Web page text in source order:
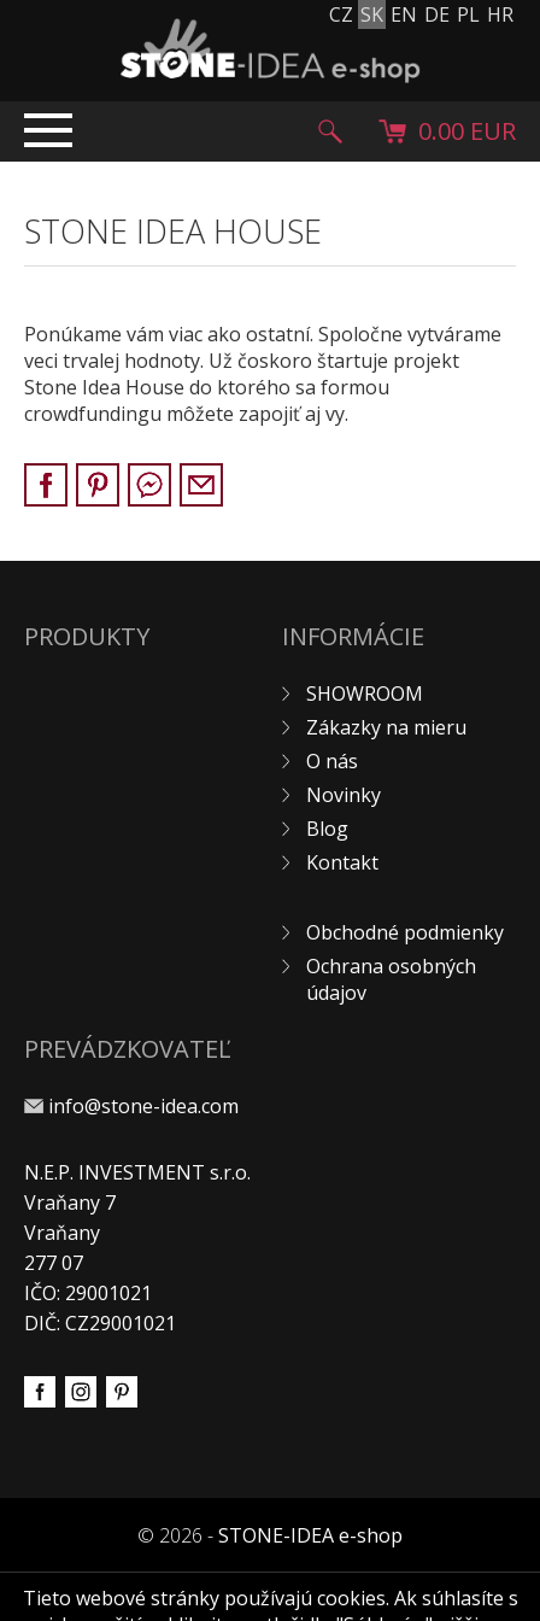
CZ SK EN DE PL HR
PRODUKTY
Kamenný koberec
Ohrúhliaky, kamienky, granulát
Doplnkový sortiment
Výrobky z kameňa
Creative Floor
ZÁKAZKY NA MIERU
NOVINKY
0.00 EUR
STONE IDEA HOUSE
Ponúkame vám viac ako ostatní. Spoločne vytvárame
veci trvalej hodnoty. Už čoskoro štartuje projekt
Stone Idea House do ktorého sa formou
crowdfundingu môžete zapojiť aj vy.
PRODUKTY INFORMÁCIE
SHOWROOM
Zákazky na mieru
O nás
Novinky
Blog
Kontakt
Obchodné podmienky
Ochrana osobných
údajov
PREVÁDZKOVATEĽ
info@stone-idea.com
N.E.P. INVESTMENT s.r.o.
Vraňany 7
Vraňany
277 07
IČO: 29001021
DIČ: CZ29001021
© 2026 -STONE-IDEA e-shop
Tieto webové stránky používajú cookies. Ak súhlasíte s